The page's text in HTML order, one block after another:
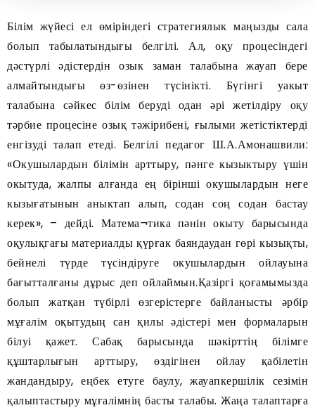
Білім жүйесі ел өміріндегі стратегиялык маңызды сала
болып табылатындығы белгілі. Ал, оқу процесіндегі
дәстүрлі әдістердін озык заман талабына жауап бере
алмайтындығы өз-өзінен түсінікті. Бүгінгі уакыт
талабына сәйкес білім беруді одан әрі жетілдіру оқу
тәрбие процесіне озық тәжірибені, ғылыми жетістіктерді
енгізуді талап етеді. Белгілі педагог Ш.А.Амонашвили:
«Окушылардын білімін арттыру, пәнге кызыктыру үшін
окытуда, жалпы алғанда ең бірінші окушылардын неге
кызығатынын аныктап алып, содан соң содан бастау
керек», – дейді. Матема¬тика пәнін окыту барысында
оқулықгағы материалды қүрғак баяндаудан гөрі кызықты,
бейнелі түрде түсіндіруге окушылардын ойлауына
бағытталғаны дұрыс деп ойлаймын.Қазіргі қоғамымызда
болып жатқан түбірлі өзгерістерге байланысты әрбір
мұғалім оқытудың сан қилы әдістері мен формаларын
білуі қажет. Сабақ барысында шәкірттің білімге
құштарлығын арттыру, өздігінен ойлау қабілетін
жандандыру, еңбек етуге баулу, жауапкершілік сезімін
қалыптастыру мұғалімнің басты талабы. Жаңа талаптарға